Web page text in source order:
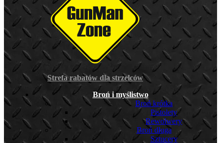
Strefa rabatów dla strzelców
Broń i myślistwo
Broń krótka
Pistolety
Rewolwery
Broń długa
Sztucery